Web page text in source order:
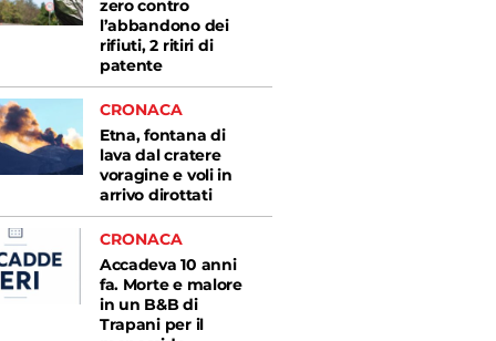
zero contro
l’abbandono dei
rifiuti, 2 ritiri di
patente
CRONACA
Etna, fontana di
lava dal cratere
voragine e voli in
arrivo dirottati
CRONACA
Accadeva 10 anni
fa. Morte e malore
in un B&B di
Trapani per il